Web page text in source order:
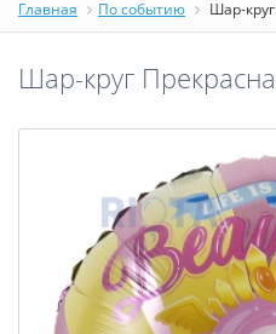
Главная По событию Шар-
Шар-круг